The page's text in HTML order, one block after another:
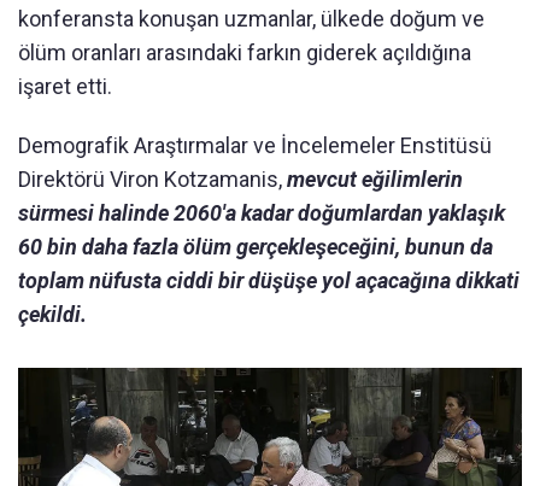
konferansta konuşan uzmanlar, ülkede doğum ve
ölüm oranları arasındaki farkın giderek açıldığına
işaret etti.
Demografik Araştırmalar ve İncelemeler Enstitüsü
Direktörü Viron Kotzamanis,mevcut eğilimlerin
sürmesi halinde 2060'a kadar doğumlardan yaklaşık
60 bin daha fazla ölüm gerçekleşeceğini, bunun da
toplam nüfusta ciddi bir düşüşe yol açacağına dikkati
çekildi.